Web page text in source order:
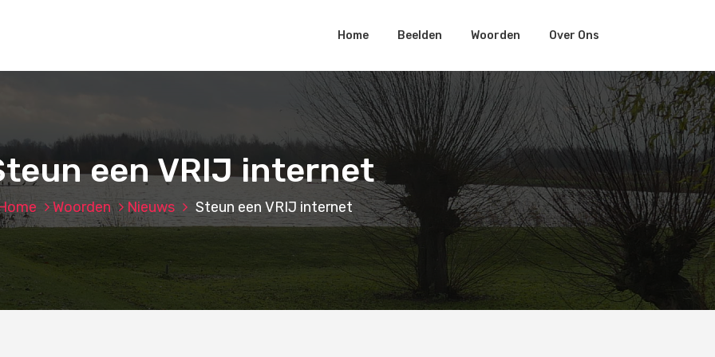
Home Beelden Woorden Over Ons
een VRIJ internet
Woorden Nieuws Steun een VRIJ internet